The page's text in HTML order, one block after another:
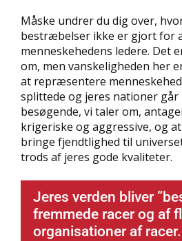
Måske undrer du dig over,
bestræbelser ikke er gjort for
menneskehedens ledere. Det
om, men vanskeligheden her
at repræsentere
splittede og jeres nationer går
besøgende, vi taler om,
krigeriske og aggressive, og
bringe fjendtlighed til
trods af jeres gode kvaliteter.
Jeres verden bliver
fremmede racer og af
organisationer af